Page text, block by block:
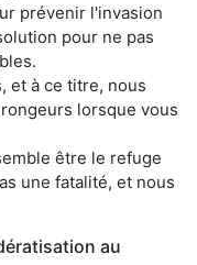
prévenir l'invasion
pour ne pas
et à ce titre, nous
lorsque vous
être le refuge
une fatalité, et nous
au